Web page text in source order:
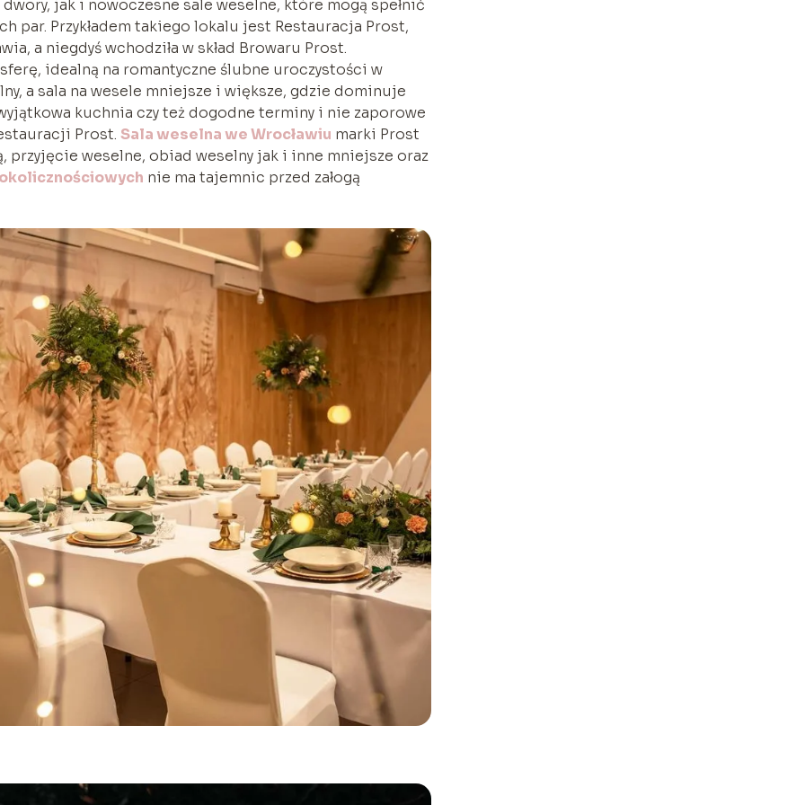
jak i nowoczesne sale weselne, które mogą spełnić
par. Przykładem takiego lokalu jest Restauracja Prost,
a niegdyś wchodziła w skład Browaru Prost.
idealną na romantyczne ślubne uroczystości w
a sala na wesele mniejsze i większe, gdzie dominuje
kuchnia czy też dogodne terminy i nie zaporowe
Prost. Sala weselna we Wrocławiu marki Prost
weselne, obiad weselny jak i inne mniejsze oraz
nie ma tajemnic przed załogą